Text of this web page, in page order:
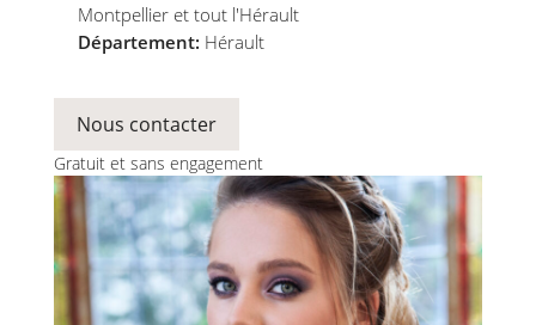
Montpellier et tout l'Hérault
Département: Hérault
Nous contacter
Gratuit et sans engagement